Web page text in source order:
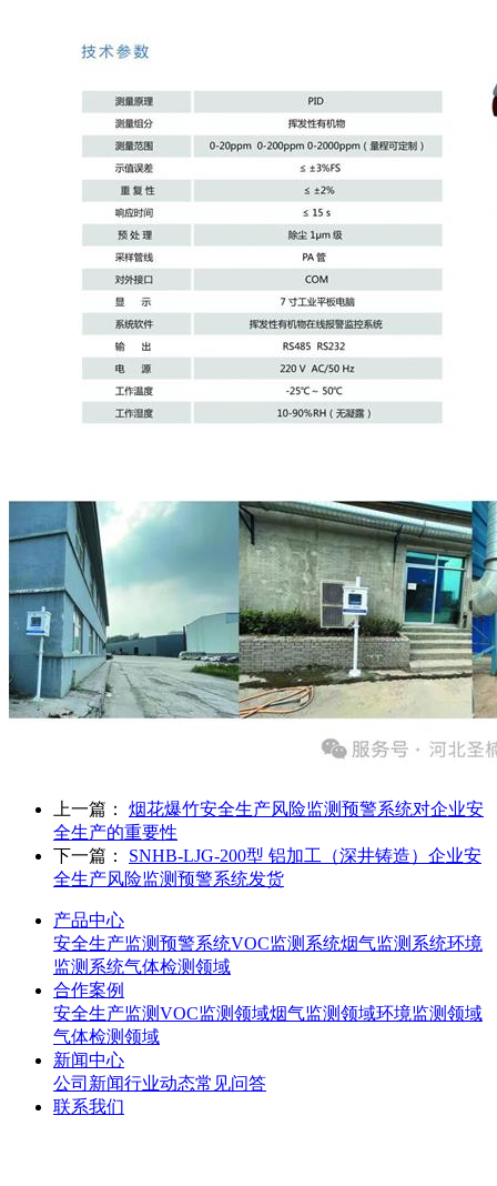
上一篇：
烟花爆竹安全生产风险监测预警系统对企业安
全生产的重要性
下一篇：
SNHB-LJG-200型 铝加工（深井铸造）企业安
全生产风险监测预警系统发货
产品中心
安全生产监测预警系统VOC监测系统烟气监测系统环境
监测系统气体检测领域
合作案例
安全生产监测VOC监测领域烟气监测领域环境监测领域
气体检测领域
新闻中心
公司新闻行业动态常见问答
联系我们